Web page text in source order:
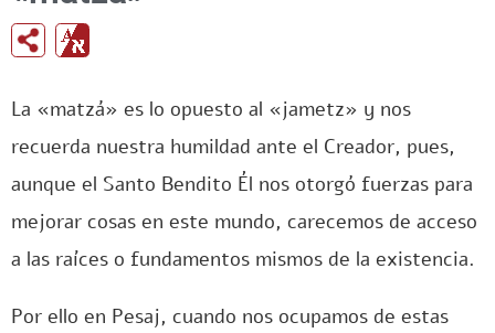
La «matzá» es lo opuesto al «jametz» y nos
recuerda nuestra humildad ante el Creador, pues,
aunque el Santo Bendito Él nos otorgó fuerzas para
mejorar cosas en este mundo, carecemos de acceso
a las raíces o fundamentos mismos de la existencia.
Por ello en Pesaj, cuando nos ocupamos de estas